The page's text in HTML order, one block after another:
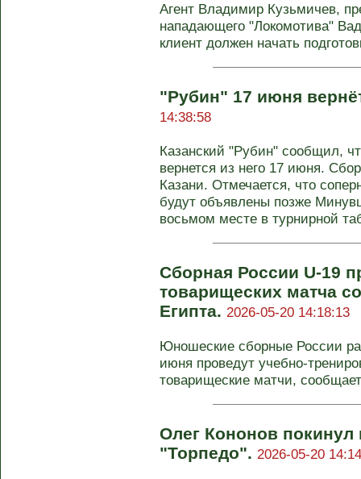
Агент Владимир Кузьмичев,
нападающего "Локомотива"
клиент должен начать
"Рубин" 17 июня
14:38:58
Казанский "Рубин" сообщил,
вернется из него 17 июня.
Казани. Отмечается, что
будут объявлены позже
восьмом месте в турнирной
Сборная России U-19
товарищеских матча
Египта. 2026-05-20 14:18:13
Юношеские сборные России
июня проведут учебно-
товарищеские матчи,
Олег Кононов покинул
"Торпедо". 2026-05-20